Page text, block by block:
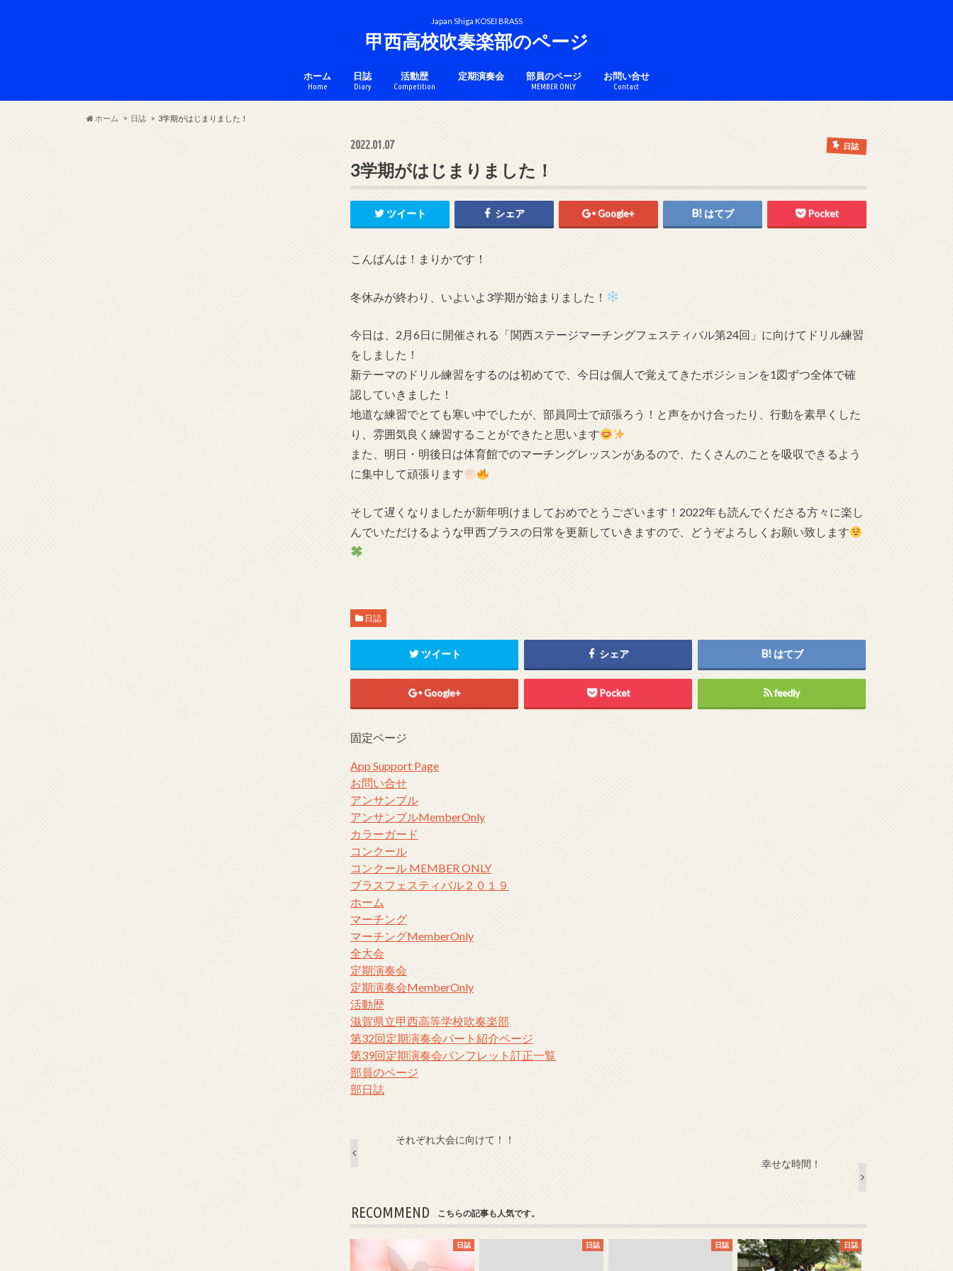
Japan Shiga KOSEI BRASS
甲西高校吹奏楽部のページ
ホーム
Home
日誌
Diary
活動歴
Competition
定期演奏会
チケットのページ
部員のページ
MEMBER ONLY
お問い合せ
Contact
ホーム 日誌 3学期がはじまりました！
2022.01.07 日誌
3学期がはじまりました！
ツイート シェア Google+ はてブ Pocket
こんばんは！まりかです！
冬休みが終わり、いよいよ3学期が始まりました！
今日は、2月6日に開催される「関西ステージマーチングフェスティバル第24回」に向けてドリル練習
をしました！
新テーマのドリル練習をするのは初めてで、今日は個人で覚えてきたポジションを1図ずつ全体で確
認していきました！
地道な練習でとても寒い中でしたが、部員同士で頑張ろう！と声をかけ合ったり、行動を素早くした
り、雰囲気良く練習することができたと思います
また、明日・明後日は体育館でのマーチングレッスンがあるので、たくさんのことを吸収できるよう
に集中して頑張ります
そして遅くなりましたが新年明けましておめでとうございます！2022年も読んでくださる方々に楽し
んでいただけるような甲西ブラスの日常を更新していきますので、どうぞよろしくお願い致します
日誌
ツイート シェア はてブ
Google+ Pocket feedly
固定ページ
App Support Page
お問い合せ
アンサンブル
アンサンブルMemberOnly
カラーガード
コンクール
コンクール MEMBER ONLY
ブラスフェスティバル２０１９
ホーム
マーチング
マーチングMemberOnly
全大会
定期演奏会
定期演奏会MemberOnly
活動歴
滋賀県立甲西高等学校吹奏楽部
第32回定期演奏会パート紹介ページ
第39回定期演奏会パンフレット訂正一覧
部員のページ
部日誌
それぞれ大会に向けて！！
幸せな時間！
RECOMMEND こちらの記事も人気です。
日誌 日誌 日誌 日誌